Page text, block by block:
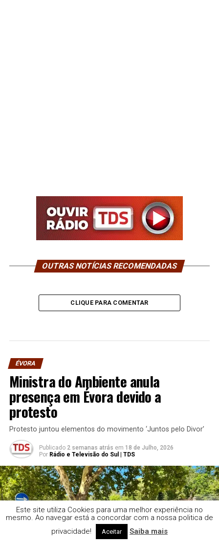
OUTRAS NOTÍCIAS RECOMENDADAS
CLIQUE PARA COMENTAR
ÉVORA
Ministra do Ambiente anula
presença em Évora devido a
protesto
Protesto juntou elementos do movimento ‘Juntos pelo Divor’
Publicado 2 semanas atrás em 18 de Julho, 2026
Por Rádio e Televisão do Sul | TDS
Este site utiliza Cookies para uma melhor experiência no
mesmo. Ao navegar está a concordar com a nossa politica de
privacidade!
Aceitar Saiba mais